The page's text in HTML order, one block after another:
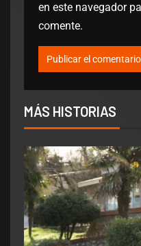
en este navegador
comente.
MÁS HISTORIAS